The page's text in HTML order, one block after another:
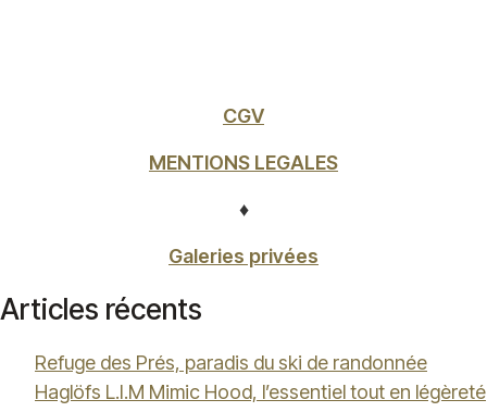
CGV
MENTIONS LEGALES
♦
Galeries privées
Articles récents
Refuge des Prés, paradis du ski de randonnée
Haglöfs L.I.M Mimic Hood, l’essentiel tout en légèreté